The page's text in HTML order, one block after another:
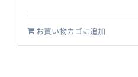
お買い物カゴに追加